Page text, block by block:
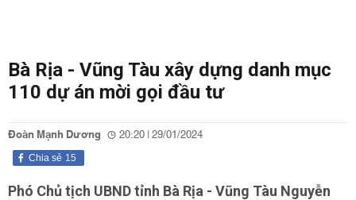
Bà Rịa - Vũng Tàu xây dựng danh mục
110 dự án mời gọi đầu tư
Đoàn Mạnh Dương 20:20 | 29/01/2024
15
Chia sẻ
Phó Chủ tịch UBND tỉnh Bà Rịa - Vũng Tàu Nguyễn